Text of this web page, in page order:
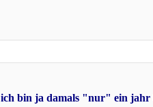
bin ja damals "nur" ein jahr